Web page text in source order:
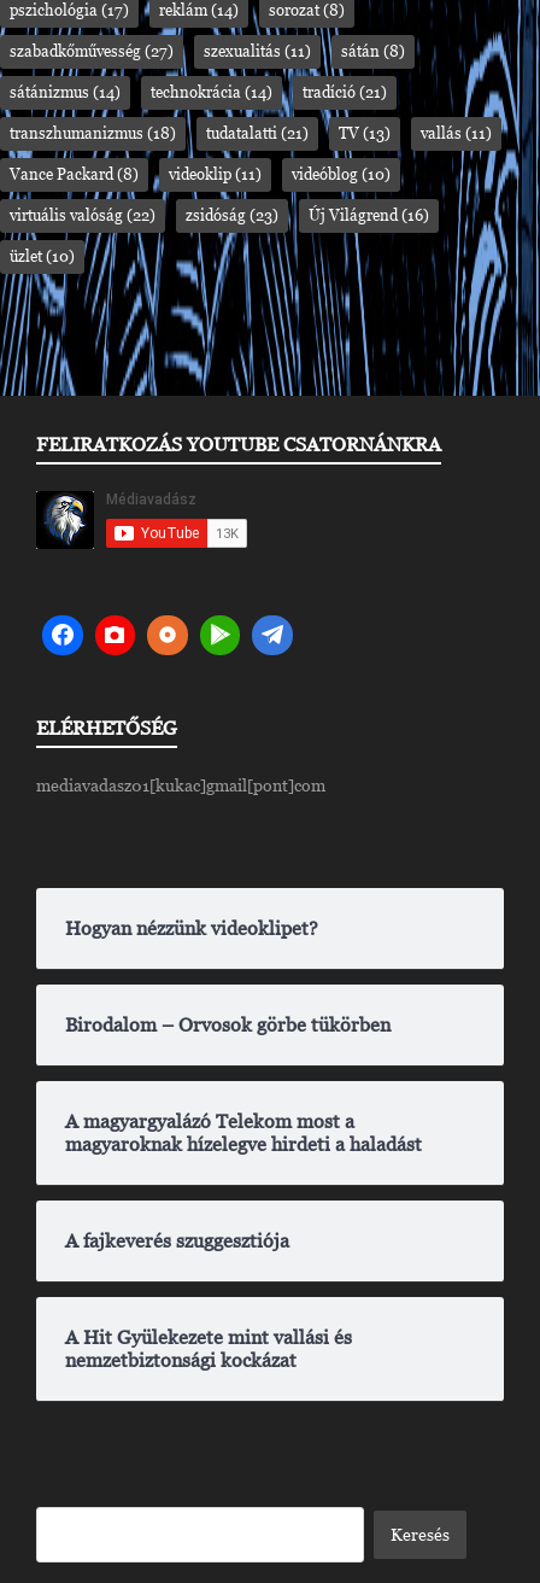
pszichológia (17) reklám(14) sorozat(8)
szabadkőművesség (27) szexualitás (11) sátán (8)
sátánizmus (14) technokrácia (14) tradíció (21)
transzhumanizmus (18) tudatalatti (21) TV (13) vallás (11)
Vance Packard(8) videoklip (11) videóblog (10)
virtuális valóság (22) zsidóság (23) Új Világrend(16)
üzlet(10)
FELIRATKOZÁS YOUTUBE CSATORNÁNKRA
ELÉRHETŐSÉG
mediavadasz01[kukac]gmail[pont]com
Hogyan nézzünk videoklipet?
Birodalom – Orvosok görbe tükörben
A magyargyalázó Telekom most a
magyaroknak hízelegve hirdeti a haladást
A fajkeverés szuggesztiója
A Hit Gyülekezete mint vallási és
nemzetbiztonsági kockázat